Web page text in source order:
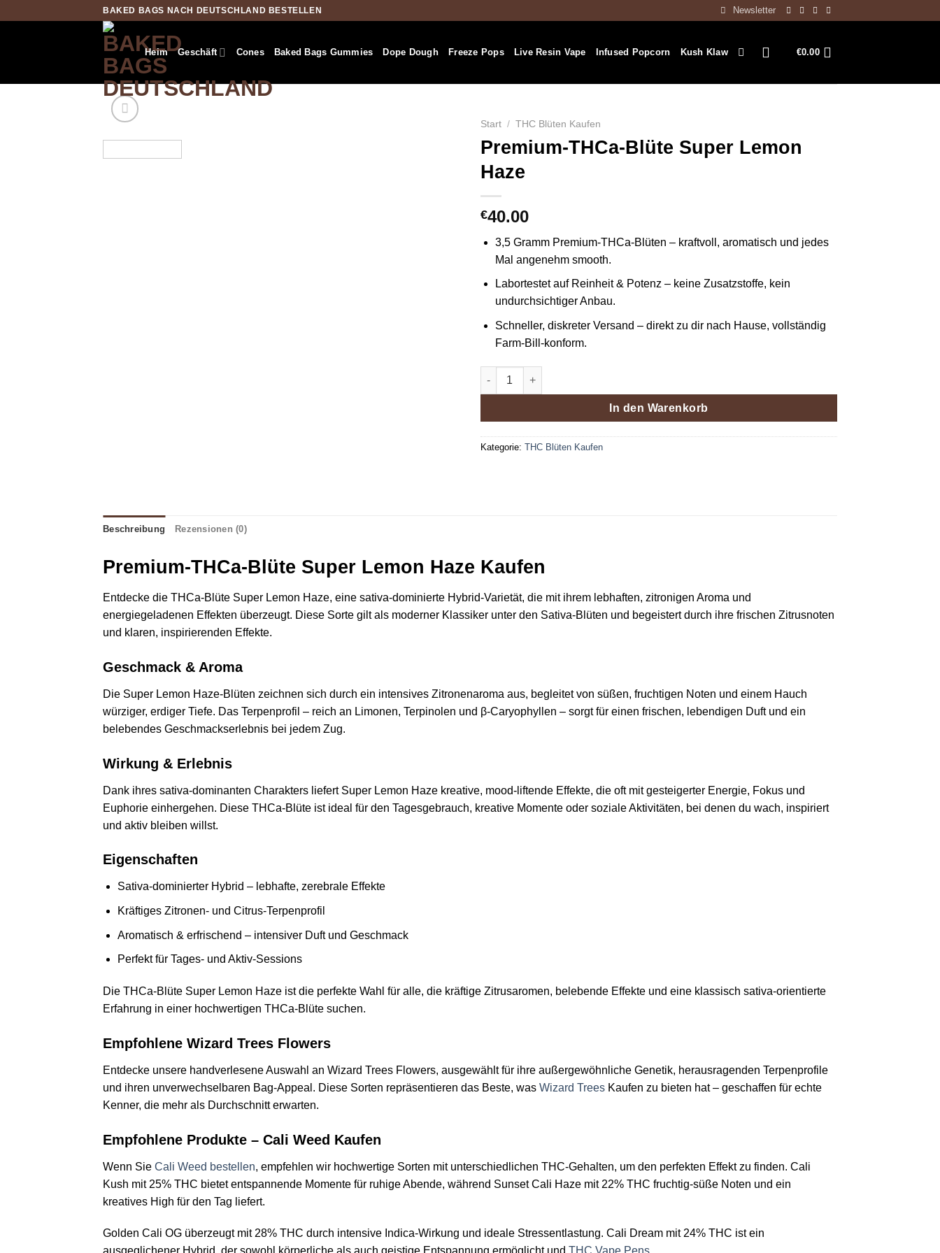
BAKED BAGS NACH DEUTSCHLAND BESTELLEN Newsletter
Heim Geschäft Cones Baked Bags Gummies Dope Dough Freeze Pops Live Resin Vape Infused Popcorn Kush Klaw €0.00
Start / THC Blüten Kaufen
Premium-THCa-Blüte Super Lemon
Haze
€40.00
3,5 Gramm Premium-THCa-Blüten – kraftvoll, aromatisch und jedes
Mal angenehm smooth.
Labortestet auf Reinheit & Potenz – keine Zusatzstoffe, kein
undurchsichtiger Anbau.
Schneller, diskreter Versand – direkt zu dir nach Hause, vollständig
Farm-Bill-konform.
Premium-THCa-Blüte Super Lemon Haze Menge
In den Warenkorb
Kategorie: THC Blüten Kaufen
Beschreibung Rezensionen (0)
Premium-THCa-Blüte Super Lemon Haze Kaufen
Entdecke die THCa-Blüte Super Lemon Haze, eine sativa-dominierte Hybrid-Varietät, die mit ihrem lebhaften, zitronigen Aroma und
energiegeladenen Effekten überzeugt. Diese Sorte gilt als moderner Klassiker unter den Sativa-Blüten und begeistert durch ihre frischen Zitrusnoten
und klaren, inspirierenden Effekte.
Geschmack & Aroma
Die Super Lemon Haze-Blüten zeichnen sich durch ein intensives Zitronenaroma aus, begleitet von süßen, fruchtigen Noten und einem Hauch
würziger, erdiger Tiefe. Das Terpenprofil – reich an Limonen, Terpinolen und β-Caryophyllen – sorgt für einen frischen, lebendigen Duft und ein
belebendes Geschmackserlebnis bei jedem Zug.
Wirkung & Erlebnis
Dank ihres sativa-dominanten Charakters liefert Super Lemon Haze kreative, mood-liftende Effekte, die oft mit gesteigerter Energie, Fokus und
Euphorie einhergehen. Diese THCa-Blüte ist ideal für den Tagesgebrauch, kreative Momente oder soziale Aktivitäten, bei denen du wach, inspiriert
und aktiv bleiben willst.
Eigenschaften
Sativa-dominierter Hybrid – lebhafte, zerebrale Effekte
Kräftiges Zitronen- und Citrus-Terpenprofil
Aromatisch & erfrischend – intensiver Duft und Geschmack
Perfekt für Tages- und Aktiv-Sessions
Die THCa-Blüte Super Lemon Haze ist die perfekte Wahl für alle, die kräftige Zitrusaromen, belebende Effekte und eine klassisch sativa-orientierte
Erfahrung in einer hochwertigen THCa-Blüte suchen.
Empfohlene Wizard Trees Flowers
Entdecke unsere handverlesene Auswahl an Wizard Trees Flowers, ausgewählt für ihre außergewöhnliche Genetik, herausragenden Terpenprofile
und ihren unverwechselbaren Bag-Appeal. Diese Sorten repräsentieren das Beste, was Wizard Trees Kaufen zu bieten hat – geschaffen für echte
Kenner, die mehr als Durchschnitt erwarten.
Empfohlene Produkte – Cali Weed Kaufen
Wenn Sie Cali Weed bestellen, empfehlen wir hochwertige Sorten mit unterschiedlichen THC-Gehalten, um den perfekten Effekt zu finden. Cali
Kush mit 25% THC bietet entspannende Momente für ruhige Abende, während Sunset Cali Haze mit 22% THC fruchtig-süße Noten und ein
kreatives High für den Tag liefert.
Golden Cali OG überzeugt mit 28% THC durch intensive Indica-Wirkung und ideale Stressentlastung. Cali Dream mit 24% THC ist ein